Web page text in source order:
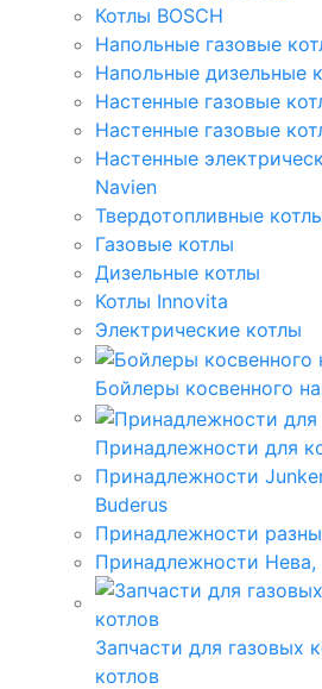
Котлы BOSCH
Напольные газовые
Напольные дизельные
Настенные газовые
Настенные газовые
Настенные
Navien
Твердотопливные
Газовые котлы
Дизельные котлы
Котлы Innovita
Электрические котлы
Бойлеры косвенного
Принадлежности для
Принадлежности
Buderus
Принадлежности
Принадлежности Нева,
Запчасти для газовых
котлов